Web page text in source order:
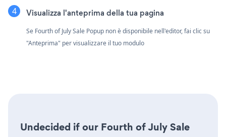
Visualizza l'anteprima della tua pagina
Se Fourth of July Sale Popup non è disponibile nell'editor, fai clic su
"Anteprima" per visualizzare il tuo modulo
Undecided if our Fourth of July Sale